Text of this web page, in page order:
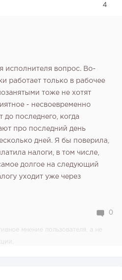
4
исполнителя вопрос. Во-
работает только в рабочее
тоже не хотят
- несвоевременно
до последнего, когда
про последний день
дней. Я бы поверила,
налоги, в том числе,
долгое на следующий
уходит уже через
0
мнение пользователя, а не